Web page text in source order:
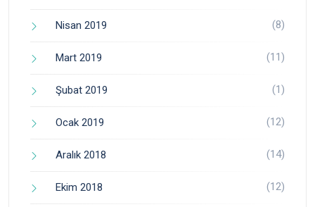
Nisan 2019 (8)
Mart 2019 (11)
Şubat 2019 (1)
Ocak 2019 (12)
Aralık 2018 (14)
Ekim 2018 (12)